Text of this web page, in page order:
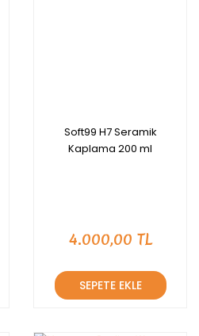
Soft99 H7 Seramik
Kaplama 200 ml
4.000,00 TL
SEPETE EKLE